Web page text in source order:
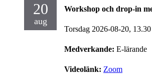
20
aug
Workshop och drop-in
Torsdag 2026-08-20, 13.30
Medverkande: E-lärande
Videolänk: Zoom